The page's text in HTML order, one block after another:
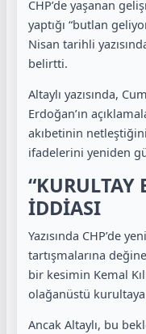
CHP’de yaşanan
yaptığı “butlan
Nisan tarihli
belirtti.
Altaylı yazısında,
Erdoğan’ın
akıbetinin
ifadelerini yeniden
“KURULTAY
İDDİASI
Yazısında CHP’de
tartışmalarına
bir kesimin Kemal
olağanüstü
Ancak Altaylı, bu